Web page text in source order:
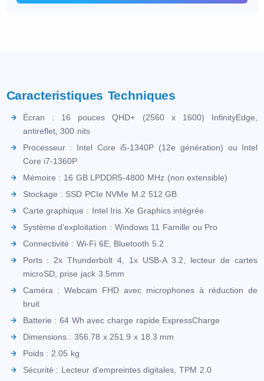
Caracteristiques Techniques
Écran : 16 pouces QHD+ (2560 x 1600) InfinityEdge,
antireflet, 300 nits
Processeur : Intel Core i5-1340P (12e génération) ou Intel
Core i7-1360P
Mémoire : 16 GB LPDDR5-4800 MHz (non extensible)
Stockage : SSD PCIe NVMe M.2 512 GB
Carte graphique : Intel Iris Xe Graphics intégrée
Système d'exploitation : Windows 11 Famille ou Pro
Connectivité : Wi-Fi 6E, Bluetooth 5.2
Ports : 2x Thunderbolt 4, 1x USB-A 3.2, lecteur de cartes
microSD, prise jack 3.5mm
Caméra : Webcam FHD avec microphones à réduction de
bruit
Batterie : 64 Wh avec charge rapide ExpressCharge
Dimensions : 356.78 x 251.9 x 18.3 mm
Poids : 2.05 kg
Sécurité : Lecteur d'empreintes digitales, TPM 2.0